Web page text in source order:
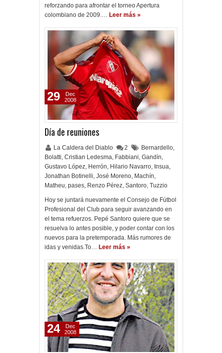
reforzando para afrontar el torneo Apertura
colombiano de 2009.… Leer más »
Día de reuniones
La Caldera del Diablo 2 Bernardello,
Bolatti, Cristian Ledesma, Fabbiani, Gandín,
Gustavo López, Herrón, Hilario Navarro, Insua,
Jonathan Botinelli, José Moreno, Machín,
Matheu, pases, Renzo Pérez, Santoro, Tuzzio
Hoy se juntará nuevamente el Consejo de Fútbol
Profesional del Club para seguir avanzando en
el tema refuerzos. Pepé Santoro quiere que se
resuelva lo antes posible, y poder contar con los
nuevos para la pretemporada. Más rumores de
idas y venidas.To… Leer más »
29
Dec
2008
24
Dec
2008